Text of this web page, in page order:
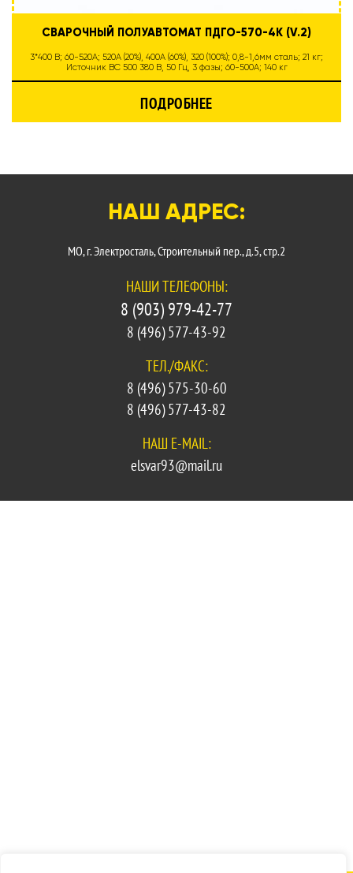
СВАРОЧНЫЙ ПОЛУАВТОМАТ ПДГО-570-4К (V.2)
3*400 В; 60-520А; 520А (20%), 400А (60%), 320 (100%); 0,8-1,6мм сталь; 21 кг;
Источник ВС 500 380 В, 50 Гц, 3 фазы; 60-500А; 140 кг
ПОДРОБНЕЕ
НАШ АДРЕС:
МО, г. Электросталь, Строительный пер., д.5, стр.2
НАШИ ТЕЛЕФОНЫ:
8 (903) 979-42-77
8 (496) 577-43-92
ТЕЛ./ФАКС:
8 (496) 575-30-60
8 (496) 577-43-82
НАШ E-MAIL:
elsvar93@mail.ru